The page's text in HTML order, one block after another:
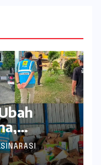
Ekonomi